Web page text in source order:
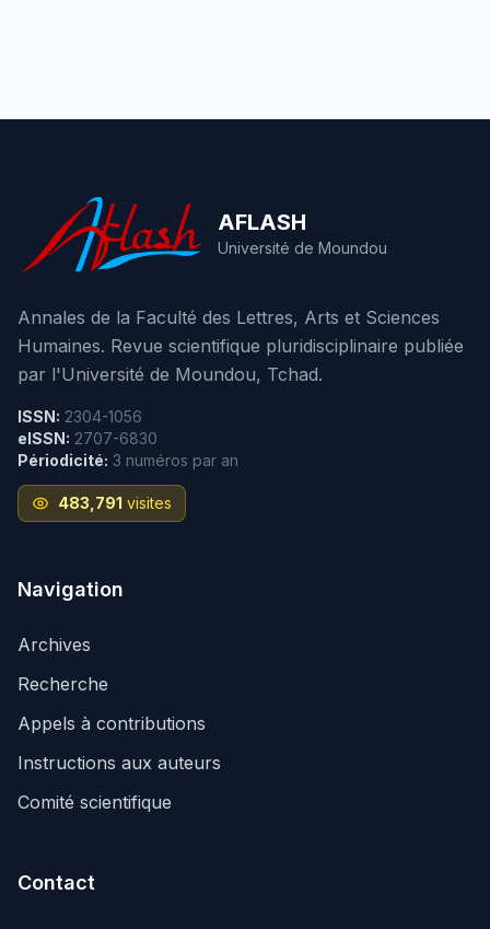
AFLASH
Université de Moundou
Annales de la Faculté des Lettres, Arts et Sciences
Humaines. Revue scientifique pluridisciplinaire publiée
par l'Université de Moundou, Tchad.
ISSN: 2304-1056
eISSN: 2707-6830
Périodicité: 3 numéros par an
483,791 visites
Navigation
Archives
Recherche
Appels à contributions
Instructions aux auteurs
Comité scientifique
Contact